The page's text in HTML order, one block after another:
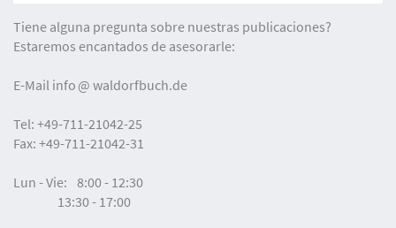
Tiene alguna pregunta sobre nuestras publicaciones?
Estaremos encantados de asesorarle:
E-Mail info waldorfbuch.de
Tel: +49-711-21042-25
Fax: +49-711-21042-31
Lun - Vie: 8:00 - 12:30
13:30 - 17:00